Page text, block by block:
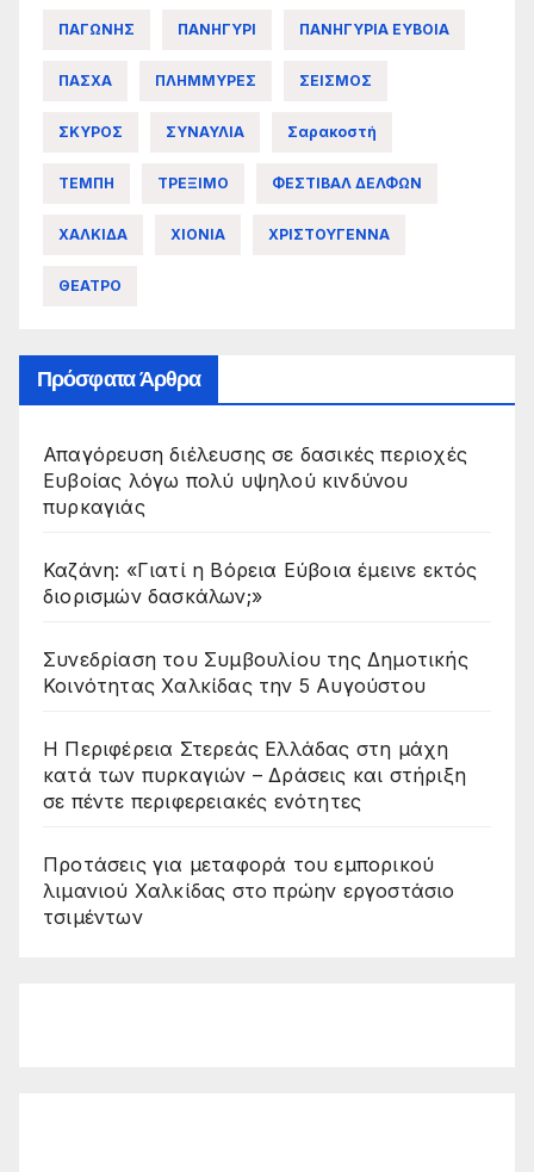
ΠΑΓΩΝΗΣ ΠΑΝΗΓΥΡΙ ΠΑΝΗΓΥΡΙΑ ΕΥΒΟΙΑ
ΠΑΣΧΑ ΠΛΗΜΜΥΡΕΣ ΣΕΙΣΜΟΣ
ΣΚΥΡΟΣ ΣΥΝΑΥΛΙΑ Σαρακοστή
ΤΕΜΠΗ ΤΡΕΞΙΜΟ ΦΕΣΤΙΒΑΛ ΔΕΛΦΩΝ
ΧΑΛΚΙΔΑ ΧΙΟΝΙΑ ΧΡΙΣΤΟΥΓΕΝΝΑ
ΘΕΑΤΡΟ
Πρόσφατα Άρθρα
Απαγόρευση διέλευσης σε δασικές περιοχές
Ευβοίας λόγω πολύ υψηλού κινδύνου
πυρκαγιάς
Καζάνη: «Γιατί η Βόρεια Εύβοια έμεινε εκτός
διορισμών δασκάλων;»
Συνεδρίαση του Συμβουλίου της Δημοτικής
Κοινότητας Χαλκίδας την 5 Αυγούστου
Η Περιφέρεια Στερεάς Ελλάδας στη μάχη
κατά των πυρκαγιών – Δράσεις και στήριξη
σε πέντε περιφερειακές ενότητες
Προτάσεις για μεταφορά του εμπορικού
λιμανιού Χαλκίδας στο πρώην εργοστάσιο
τσιμέντων